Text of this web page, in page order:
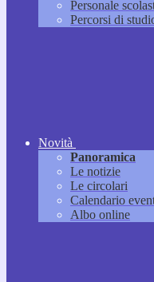
Personale
Percorsi di
Novità
Panoramica
Le notizie
Le circolari
Calendario
Albo online